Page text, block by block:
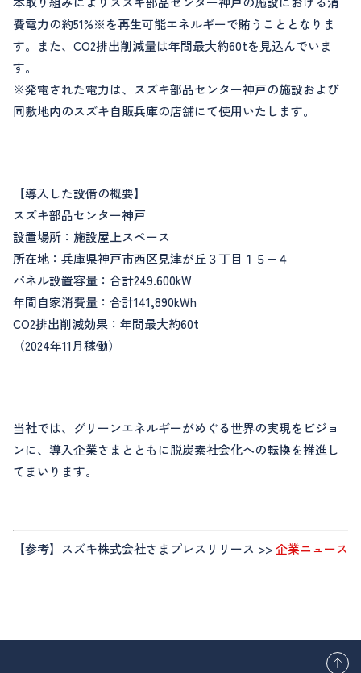
費電力の約51%※を再生可能エネルギーで賄うこととなりま
す。また、CO2排出削減量は年間最大約60tを見込んでいま
す。
※発電された電力は、スズキ部品センター神戸の施設および
同敷地内のスズキ自販兵庫の店舗にて使用いたします。
【導入した設備の概要】
スズキ部品センター神戸
設置場所：施設屋上スペース
所在地：兵庫県神戸市西区見津が丘３丁目１５−４
パネル設置容量：合計249.600kW
年間自家消費量：合計141,890kWh
CO2排出削減効果：年間最大約60t
（2024年11月稼働）
当社では、グリーンエネルギーがめぐる世界の実現をビジョ
ンに、導入企業さまとともに脱炭素社会化への転換を推進し
てまいります。
【参考】スズキ株式会社さまプレスリリース >>企業ニュース